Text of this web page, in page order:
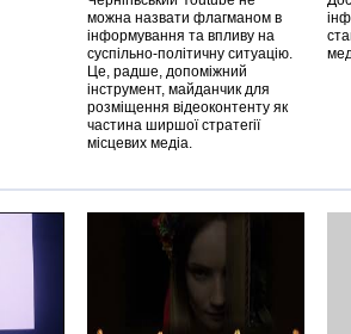
можна назвати флагманом в
інформування та впливу на
суспільно-політичну ситуацію.
Це, радше, допоміжний
інструмент, майданчик для
розміщення відеоконтенту як
частина ширшої стратегії
місцевих медіа.